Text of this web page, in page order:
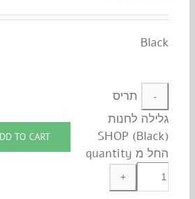
Black
תריס
גלילה לחנות
SHOP (Black)
החל מ quantity
TO CART